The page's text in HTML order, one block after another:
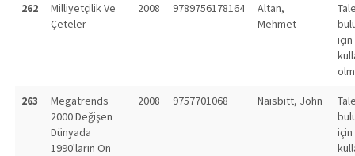
262
Milliyetçilik Ve
Çeteler
2008 9789756178164
Altan,
Mehmet
için
263
Megatrends
2000 Değişen
Dünyada
1990'ların On
2008 9757701068 Naisbitt, John
için